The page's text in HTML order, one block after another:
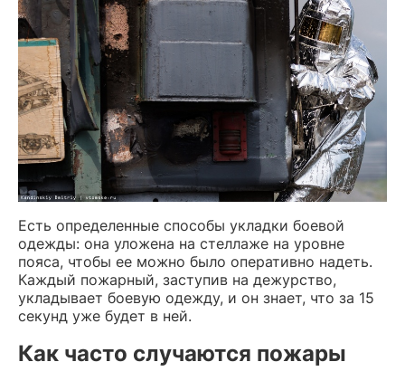
Есть определенные способы укладки боевой
одежды: она уложена на стеллаже на уровне
пояса, чтобы ее можно было оперативно надеть.
Каждый пожарный, заступив на дежурство,
укладывает боевую одежду, и он знает, что за 15
секунд уже будет в ней.
Как часто случаются пожары